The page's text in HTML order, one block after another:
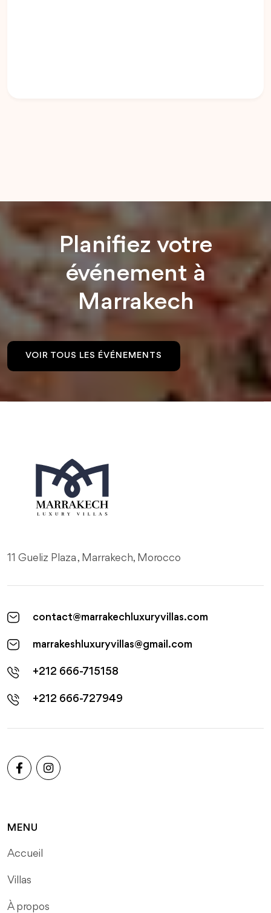
Planifiez votre
événement à
Marrakech
VOIR TOUS LES ÉVÉNEMENTS
11 Gueliz Plaza , Marrakech, Morocco
contact@marrakechluxuryvillas.com
marrakeshluxuryvillas@gmail.com
+212 666-715158
+212 666-727949
MENU
Accueil
Villas
À propos